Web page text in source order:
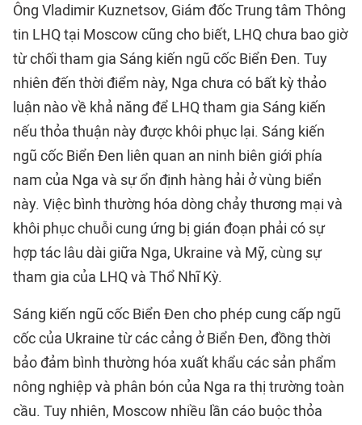
Ông Vladimir Kuznetsov, Giám đốc Trung tâm Thông
tin LHQ tại Moscow cũng cho biết, LHQ chưa bao giờ
từ chối tham gia Sáng kiến ngũ cốc Biển Đen. Tuy
nhiên đến thời điểm này, Nga chưa có bất kỳ thảo
luận nào về khả năng để LHQ tham gia Sáng kiến
nếu thỏa thuận này được khôi phục lại. Sáng kiến
ngũ cốc Biển Đen liên quan an ninh biên giới phía
nam của Nga và sự ổn định hàng hải ở vùng biển
này. Việc bình thường hóa dòng chảy thương mại và
khôi phục chuỗi cung ứng bị gián đoạn phải có sự
hợp tác lâu dài giữa Nga, Ukraine và Mỹ, cùng sự
tham gia của LHQ và Thổ Nhĩ Kỳ.
Sáng kiến ngũ cốc Biển Đen cho phép cung cấp ngũ
cốc của Ukraine từ các cảng ở Biển Đen, đồng thời
bảo đảm bình thường hóa xuất khẩu các sản phẩm
nông nghiệp và phân bón của Nga ra thị trường toàn
cầu. Tuy nhiên, Moscow nhiều lần cáo buộc thỏa